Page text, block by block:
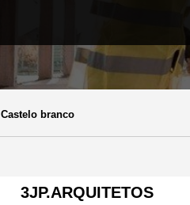
Castelo branco
3JP.ARQUITETOS